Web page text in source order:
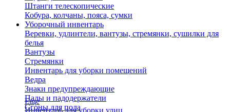
Штанги телескопические
Кобура, колчаны, пояса, сумки
Уборочный инвентарь
Веревки, удлинтели, вантузы, стремянки, сушилки для
белья
Вантузы
Стремянки
Инвентарь для уборки помещений
Ведра
Знаки предупреждающие
Пады и падодержатели
Сгоны для пола
Еще
Инвентарь для уборки улиц